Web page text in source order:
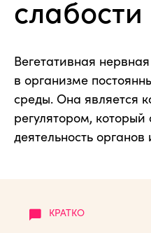
Вегетативная
в организме
среды. Она является
регулятором, который
деятельность органов